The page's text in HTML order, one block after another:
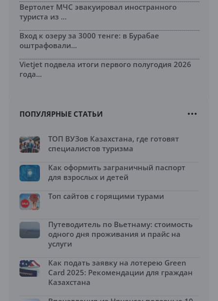
Вертолет МЧС эвакуировал иностранного
туриста из ...
Вход к озеру за 3000 тенге: в Бурабае
оштрафовали...
Vietjet подвела итоги первого полугодия 2026
года...
ПОПУЛЯРНЫЕ СТАТЬИ
ТОП ВУЗов Казахстана, где готовят
специалистов туризма
Как оформить заграничный паспорт
для взрослых и детей
Топ сайтов с горящими турами
Путеводитель по Вьетнаму: стоимость
одного дня проживания и прайс на
услуги
Как подать заявку на лотерею Green
Card 2025: Рекомендации для граждан
Казахстана